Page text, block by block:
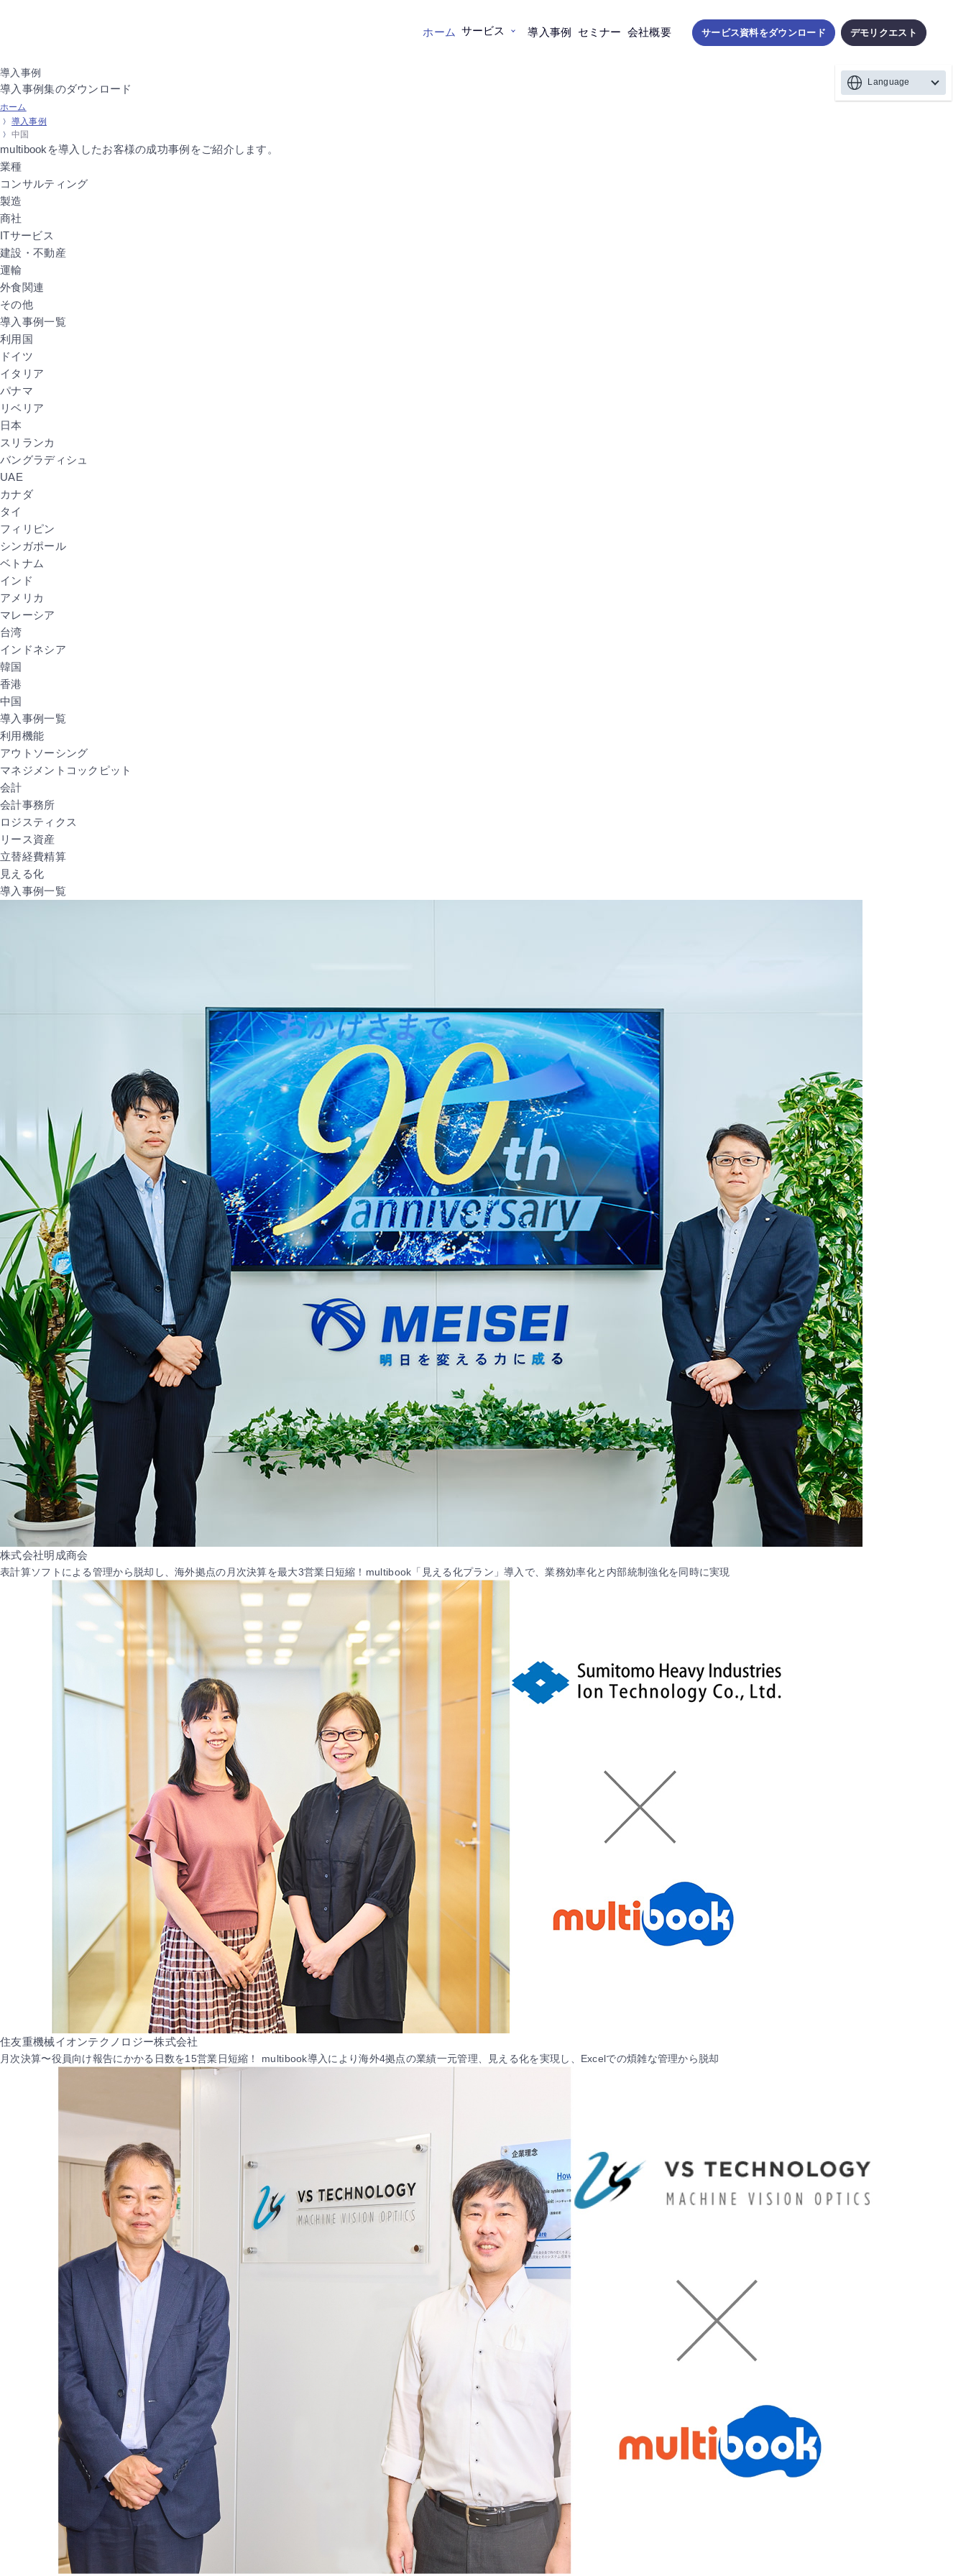
ホーム サービス 導入事例 セミナー 会社概要 サービス資料をダウンロード デモリクエスト
Language
導入事例
導入事例集のダウンロード
ホーム
導入事例
中国
multibookを導入したお客様の成功事例をご紹介します。
業種
コンサルティング
製造
商社
ITサービス
建設・不動産
運輸
外食関連
その他
導入事例一覧
利用国
ドイツ
イタリア
パナマ
リベリア
日本
スリランカ
バングラディシュ
UAE
カナダ
タイ
フィリピン
シンガポール
ベトナム
インド
アメリカ
マレーシア
台湾
インドネシア
韓国
香港
中国
導入事例一覧
利用機能
アウトソーシング
マネジメントコックピット
会計
会計事務所
ロジスティクス
リース資産
立替経費精算
見える化
導入事例一覧
株式会社明成商会
表計算ソフトによる管理から脱却し、海外拠点の月次決算を最大3営業日短縮！multibook「見える化プラン」導入で、業務効率化と内部統制強化を同時に実現
住友重機械イオンテクノロジー株式会社
月次決算〜役員向け報告にかかる日数を15営業日短縮！ multibook導入により海外4拠点の業績一元管理、見える化を実現し、Excelでの煩雑な管理から脱却